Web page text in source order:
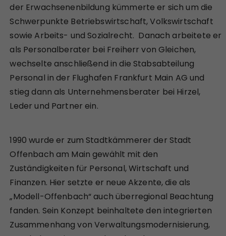
der Erwachsenenbildung kümmerte er sich um die
Schwerpunkte Betriebswirtschaft, Volkswirtschaft
sowie Arbeits- und Sozialrecht. Danach arbeitete er
als Personalberater bei Freiherr von Gleichen,
wechselte anschließend in die Stabsabteilung
Personal in der Flughafen Frankfurt Main AG und
stieg dann als Unternehmensberater bei Hirzel,
Leder und Partner ein.
1990 wurde er zum Stadtkämmerer der Stadt
Offenbach am Main gewählt mit den
Zuständigkeiten für Personal, Wirtschaft und
Finanzen. Hier setzte er neue Akzente, die als
„Modell-Offenbach“ auch überregional Beachtung
fanden. Sein Konzept beinhaltete den integrierten
Zusammenhang von Verwaltungsmodernisierung,